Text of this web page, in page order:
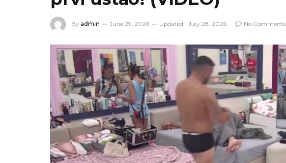
By admin June 29, 2026 Updated: July 28, 2026 No Comments